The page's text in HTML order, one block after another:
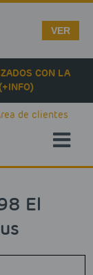
CON LA
de clientes
El
VER